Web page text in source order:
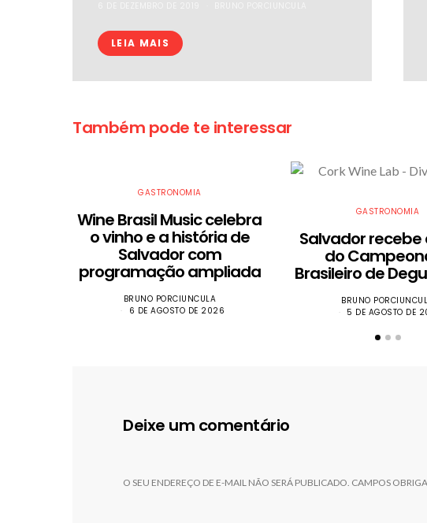
LEIA MAIS
Também pode te interessar
GASTRONOMIA
Wine Brasil Music celebra
o vinho e a história de
Salvador com
programação ampliada
BRUNO PORCIUNCULA
6 DE AGOSTO DE 2026
GASTRONOMIA
​Salvador recebe
do
Brasileiro de
BRUNO
5 DE AGOSTO DE
Deixe um comentário
O SEU ENDEREÇO DE E-MAIL NÃO SERÁ PUBLICADO. CAMPOS